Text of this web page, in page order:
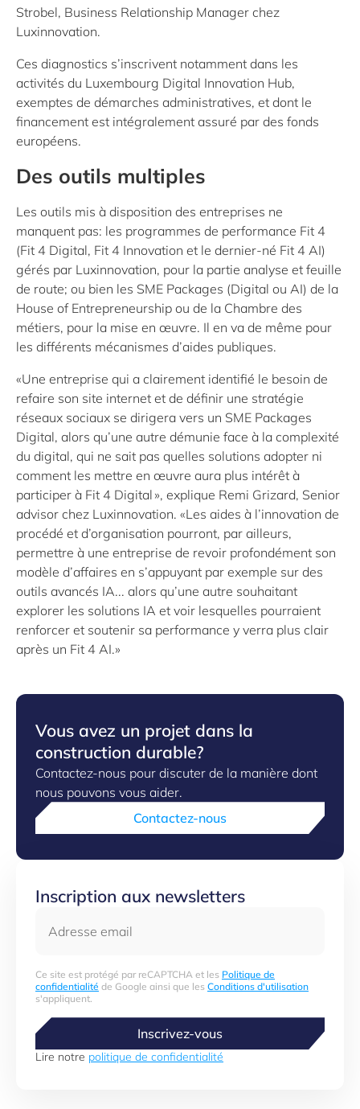
Strobel, Business Relationship Manager chez
Luxinnovation.
Ces diagnostics s’inscrivent notamment dans les
activités du Luxembourg Digital Innovation Hub,
exemptes de démarches administratives, et dont le
financement est intégralement assuré par des fonds
européens.
Des outils multiples
Les outils mis à disposition des entreprises ne
manquent pas: les programmes de performance Fit 4
(Fit 4 Digital, Fit 4 Innovation et le dernier-né Fit 4 AI)
gérés par Luxinnovation, pour la partie analyse et feuille
de route; ou bien les SME Packages (Digital ou AI) de la
House of Entrepreneurship ou de la Chambre des
métiers, pour la mise en œuvre. Il en va de même pour
les différents mécanismes d’aides publiques.
«Une entreprise qui a clairement identifié le besoin de
refaire son site internet et de définir une stratégie
réseaux sociaux se dirigera vers un SME Packages
Digital, alors qu’une autre démunie face à la complexité
du digital, qui ne sait pas quelles solutions adopter ni
comment les mettre en œuvre aura plus intérêt à
participer à Fit 4 Digital », explique Remi Grizard, Senior
advisor chez Luxinnovation. «Les aides à l’innovation de
procédé et d’organisation pourront, par ailleurs,
permettre à une entreprise de revoir profondément son
modèle d’affaires en s’appuyant par exemple sur des
outils avancés IA... alors qu’une autre souhaitant
explorer les solutions IA et voir lesquelles pourraient
renforcer et soutenir sa performance y verra plus clair
après un Fit 4 AI.»
Vous avez un projet dans la
construction durable?
Contactez-nous pour discuter de la manière dont
nous pouvons vous aider.
Contactez-nous
Inscription aux newsletters
Ce site est protégé par reCAPTCHA et les Politique de
confidentialité de Google ainsi que les Conditions d'utilisation
s'appliquent.
Inscrivez-vous
Lire notre politique de confidentialité